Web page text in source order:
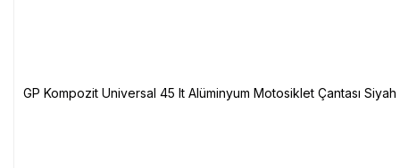
GP Kompozit Universal 45 lt Alüminyum Motosiklet Çantası Siyah